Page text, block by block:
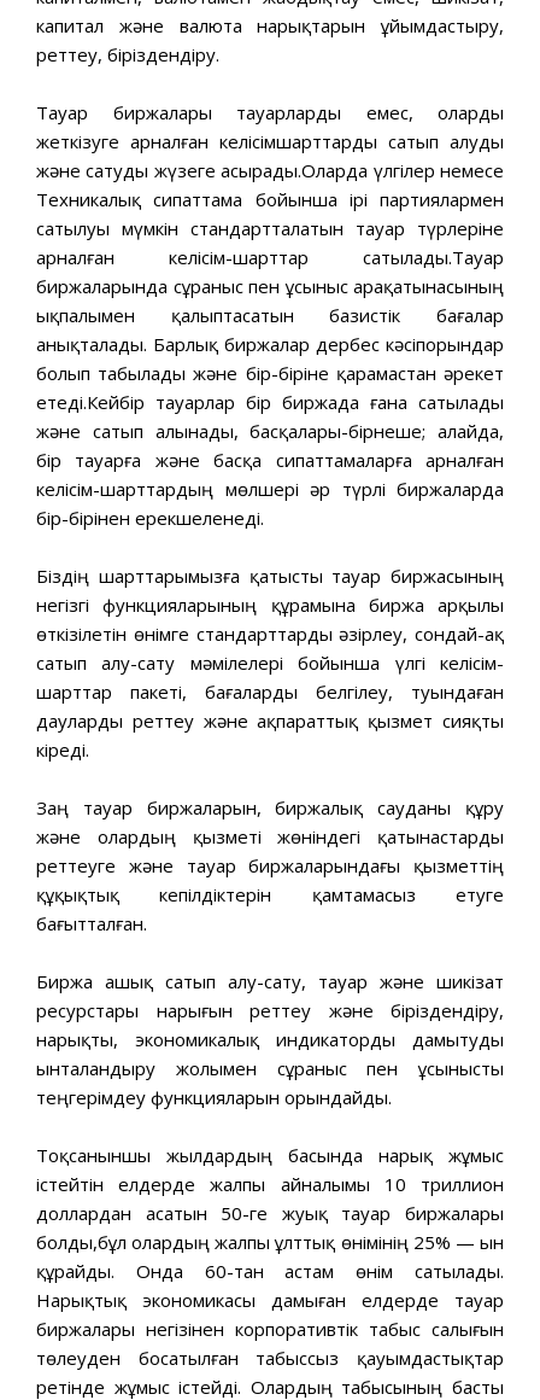
капитал және валюта нарықтарын ұйымдастыру,
реттеу, біріздендіру.
Тауар биржалары тауарларды емес, оларды
жеткізуге арналған келісімшарттарды сатып алуды
және сатуды жүзеге асырады.Оларда үлгілер немесе
Техникалық сипаттама бойынша ірі партиялармен
сатылуы мүмкін стандартталатын тауар түрлеріне
арналған келісім-шарттар сатылады.Тауар
биржаларында сұраныс пен ұсыныс арақатынасының
ықпалымен қалыптасатын базистік бағалар
анықталады. Барлық биржалар дербес кәсіпорындар
болып табылады және бір-біріне қарамастан әрекет
етеді.Кейбір тауарлар бір биржада ғана сатылады
және сатып алынады, басқалары-бірнеше; алайда,
бір тауарға және басқа сипаттамаларға арналған
келісім-шарттардың мөлшері әр түрлі биржаларда
бір-бірінен ерекшеленеді.
Біздің шарттарымызға қатысты тауар биржасының
негізгі функцияларының құрамына биржа арқылы
өткізілетін өнімге стандарттарды әзірлеу, сондай-ақ
сатып алу-сату мәмілелері бойынша үлгі келісім-
шарттар пакеті, бағаларды белгілеу, туындаған
дауларды реттеу және ақпараттық қызмет сияқты
кіреді.
Заң тауар биржаларын, биржалық сауданы құру
және олардың қызметі жөніндегі қатынастарды
реттеуге және тауар биржаларындағы қызметтің
құқықтық кепілдіктерін қамтамасыз етуге
бағытталған.
Биржа ашық сатып алу-сату, тауар және шикізат
ресурстары нарығын реттеу және біріздендіру,
нарықты, экономикалық индикаторды дамытуды
ынталандыру жолымен сұраныс пен ұсынысты
теңгерімдеу функцияларын орындайды.
Тоқсаныншы жылдардың басында нарық жұмыс
істейтін елдерде жалпы айналымы 10 триллион
доллардан асатын 50-ге жуық тауар биржалары
болды,бұл олардың жалпы ұлттық өнімінің 25% — ын
құрайды. Онда 60-тан астам өнім сатылады.
Нарықтық экономикасы дамыған елдерде тауар
биржалары негізінен корпоративтік табыс салығын
төлеуден босатылған табыссыз қауымдастықтар
ретінде жұмыс істейді. Олардың табысының басты